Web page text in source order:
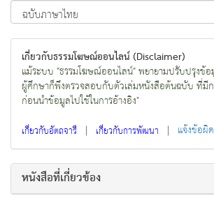
เกี่ยวกับธรรมโฆษณ์ออนไลน์ (Disclaimer)
แม้ระบบ "ธรรมโฆษณ์ออนไลน์" พยายามปรับปรุงข้
ผู้ศึกษาก็พึงตรวจสอบกับตัวเล่มหนังสือต้นฉบับ ที่มี
ก่อนนำข้อมูลไปใช้ในการอ้างอิง"
เกี่ยวกับอัตถจารี | เกี่ยวกับการพัฒนา | แจ้งข้อผิ
หนังสือที่เกี่ยวข้อง